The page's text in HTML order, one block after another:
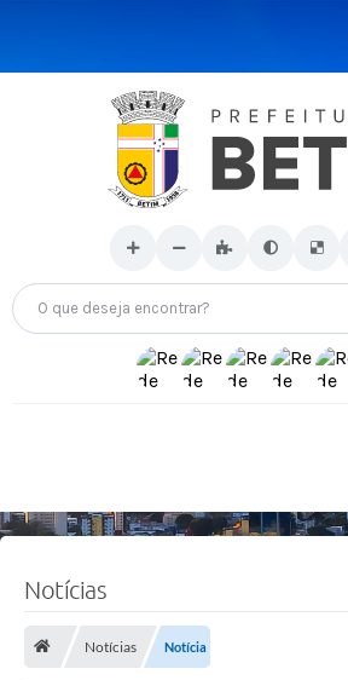
O que deseja encontrar?
Notícias
Notícias Notícia